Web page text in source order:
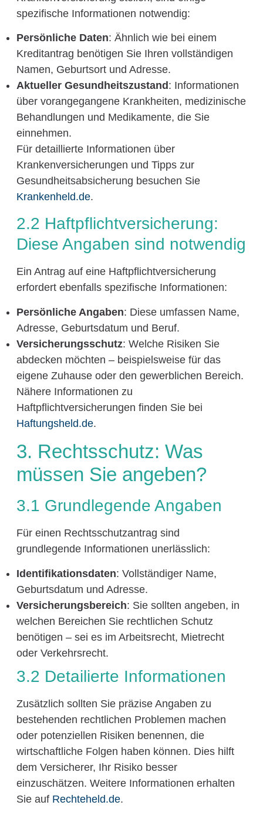
spezifische Informationen notwendig:
Persönliche Daten: Ähnlich wie bei einem
Kreditantrag benötigen Sie Ihren vollständigen
Namen, Geburtsort und Adresse.
Aktueller Gesundheitszustand : Informationen
über vorangegangene Krankheiten, medizinische
Behandlungen und Medikamente, die Sie
einnehmen.
Für detaillierte Informationen über
Krankenversicherungen und Tipps zur
Gesundheitsabsicherung besuchen Sie
Krankenheld.de.
2.2 Haftpflichtversicherung:
Diese Angaben sind notwendig
Ein Antrag auf eine Haftpflichtversicherung
erfordert ebenfalls spezifische Informationen:
Persönliche Angaben: Diese umfassen Name,
Adresse, Geburtsdatum und Beruf.
Versicherungsschutz: Welche Risiken Sie
abdecken möchten – beispielsweise für das
eigene Zuhause oder den gewerblichen Bereich.
Nähere Informationen zu
Haftpflichtversicherungen finden Sie bei
Haftungsheld.de.
3. Rechtsschutz: Was
müssen Sie angeben?
3.1 Grundlegende Angaben
Für einen Rechtsschutzantrag sind
grundlegende Informationen unerlässlich:
Identifikationsdaten: Vollständiger Name,
Geburtsdatum und Adresse.
Versicherungsbereich: Sie sollten angeben, in
welchen Bereichen Sie rechtlichen Schutz
benötigen – sei es im Arbeitsrecht, Mietrecht
oder Verkehrsrecht.
3.2 Detailierte Informationen
Zusätzlich sollten Sie präzise Angaben zu
bestehenden rechtlichen Problemen machen
oder potenziellen Risiken benennen, die
wirtschaftliche Folgen haben können. Dies hilft
dem Versicherer, Ihr Risiko besser
einzuschätzen. Weitere Informationen erhalten
Sie auf Rechteheld.de.